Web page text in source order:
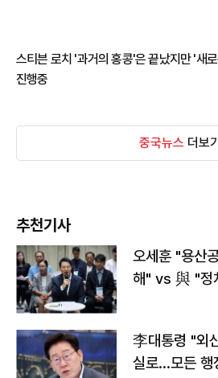
스티븐 로치 '과거의 홍콩'은 끝났지만 '새
진행중
중국뉴스 더보기
추천기사
오세훈 "용산
해" vs 與 "정
李대통령 "외
실로…모든 행